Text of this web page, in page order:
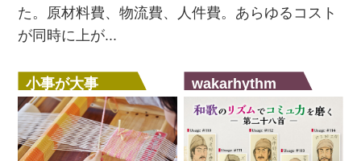
た。原材料費、物流費、人件費。あらゆるコスト
が同時に上が...
小事が大事 wakarhythm